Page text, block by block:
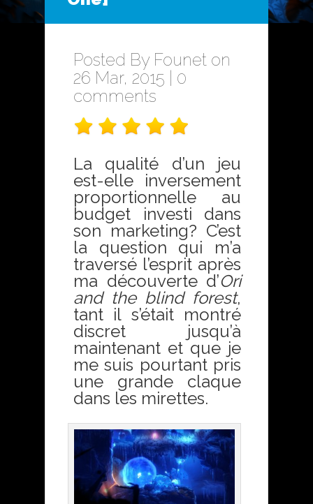
Posted By Founet on
26 Mar, 2015 | 0
comments
La qualité d’un jeu
est-elle inversement
proportionnelle au
budget investi dans
son marketing? C’est
la question qui m’a
traversé l’esprit après
ma découverte d’Ori
and the blind forest,
tant il s’était montré
discret jusqu’à
maintenant et que je
me suis pourtant pris
une grande claque
dans les mirettes.